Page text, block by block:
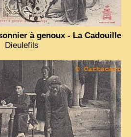
à genoux - La Cadouille
Dieulefils